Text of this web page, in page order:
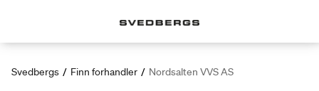
Svedbergs / Finn forhandler / Nordsalten VVS AS